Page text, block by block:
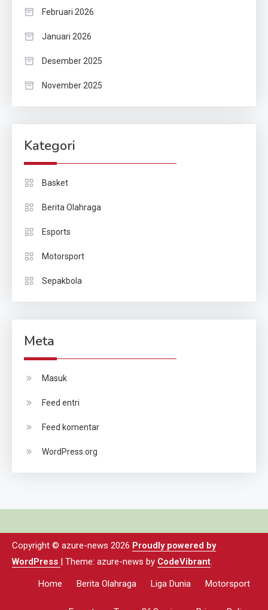
Februari 2026
Januari 2026
Desember 2025
November 2025
Kategori
Basket
Berita Olahraga
Esports
Motorsport
Sepakbola
Meta
Masuk
Feed entri
Feed komentar
WordPress.org
Copyright © azure-news 2026 Proudly powered by
WordPress | Theme: azure-news by CodeVibrant
Home Berita Olahraga Liga Dunia Motorsport